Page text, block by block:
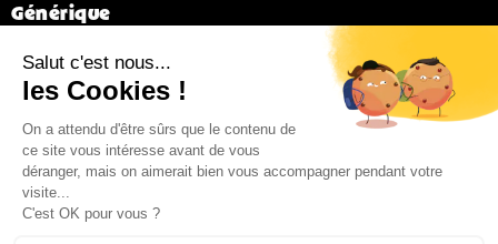
Générique
Igor Cardellini & Tomas Gonzalez
Précédent Suivant
Billetterie 02 38 81 01 00 (du mardi au vendredi de 14h à 18h)
Administration 02 38 62 15 55 –cdn@cdn-orleans.com
CDN Orléans / Centre-Val de Loire Boulevard Pierre Ségelle 45000 Orléans
Mentions légales